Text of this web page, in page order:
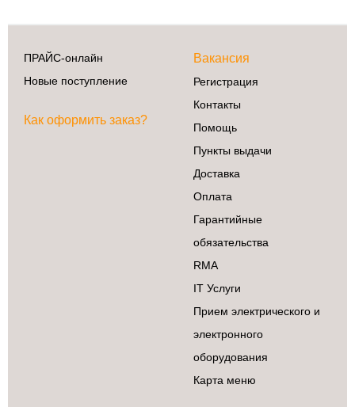
ПРАЙС-онлайн
Новые поступление
Как оформить заказ?
Вакансия
Регистрация
Контакты
Помощь
Пункты выдачи
Доставка
Оплата
Гарантийные
обязательства
RMA
IT Услуги
Прием электрического и
электронного
оборудования
Карта меню